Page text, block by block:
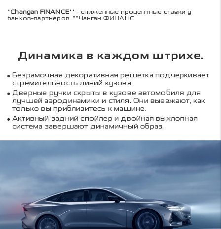
*Changan FINANCE** - сниженные процентные ставки у
банков-партнеров. **Чанган ФИНАНС
Динамика в каждом штрихе.
Безрамочная декоративная решетка подчеркивает
стремительность линий кузова
Дверные ручки скрыты в кузове автомобиля для
лучшей аэродинамики и стиля. Они выезжают, как
только вы приблизитесь к машине.
Активный задний спойлер и двойная выхлопная
система завершают динамичный образ.